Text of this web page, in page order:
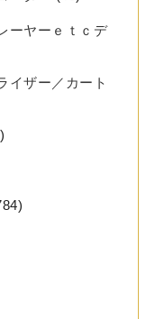
ーヤーｅｔｃデ
イザー／カート